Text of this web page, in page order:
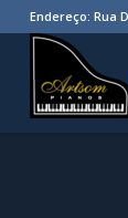
Endereço: Rua